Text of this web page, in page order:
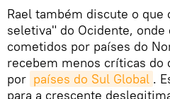
Rael também discute o que
seletiva" do Ocidente,
cometidos por países do
recebem menos críticas do
por países do Sul Global .
para a crescente